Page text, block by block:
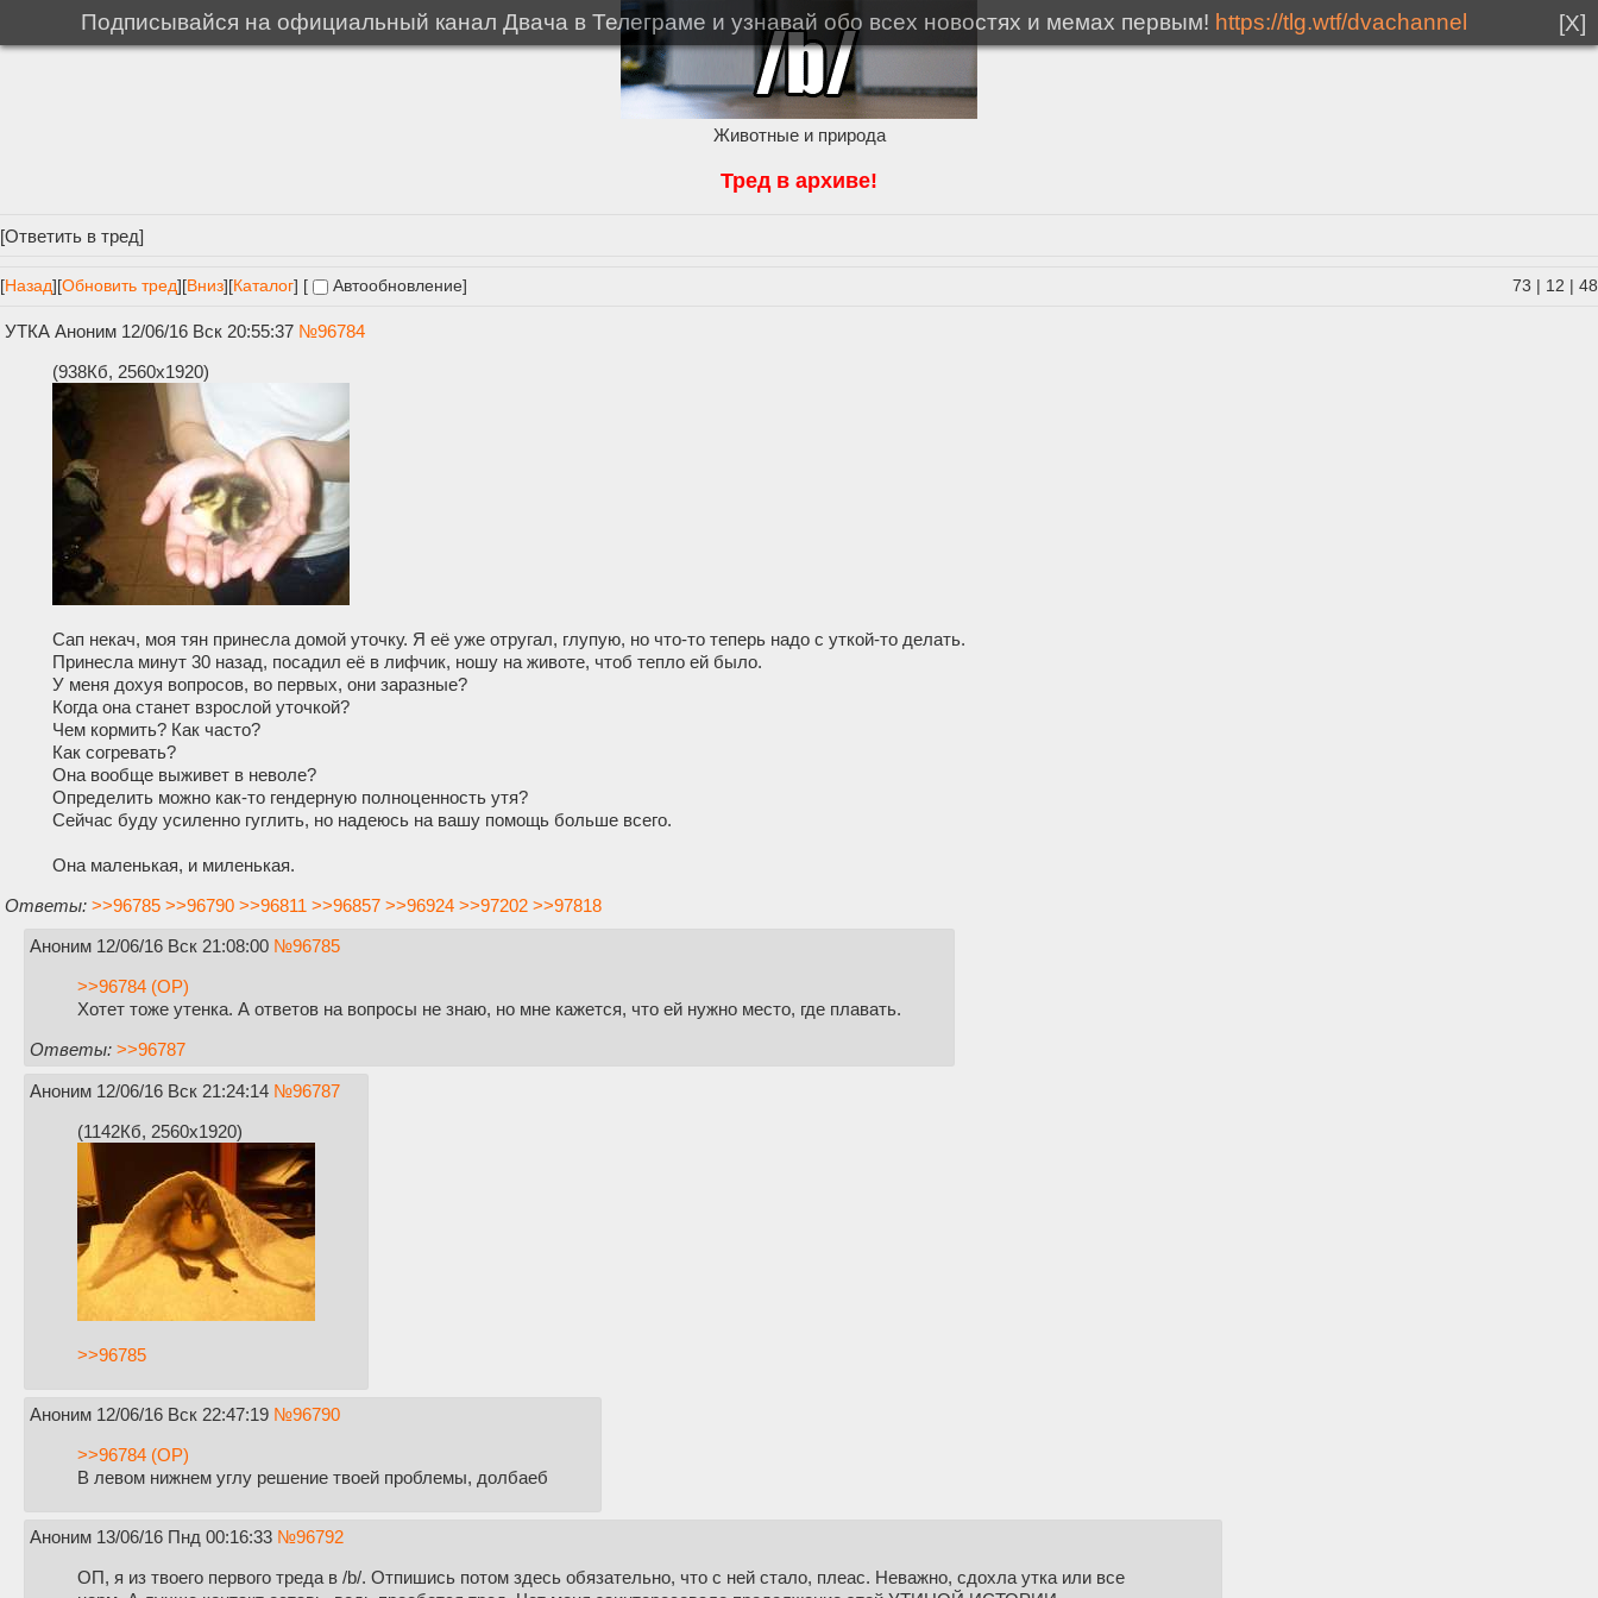
Животные и природа
Тред в архиве!
[Ответить в тред]
[Назад] [Обновить тред] [Вниз][Каталог] [ Автообновление] 73 12 48
УТКА Аноним 12/06/16 Вск 20:55:37 №96784
(938Кб, 2560x1920)
Сап некач, моя тян принесла домой уточку. Я её уже отругал, глупую, но что-то теперь надо с уткой-то делать.
Принесла минут 30 назад, посадил её в лифчик, ношу на животе, чтоб тепло ей было.
У меня дохуя вопросов, во первых, они заразные?
Когда она станет взрослой уточкой?
Чем кормить? Как часто?
Как согревать?
Она вообще выживет в неволе?
Определить можно как-то гендерную полноценность утя?
Сейчас буду усиленно гуглить, но надеюсь на вашу помощь больше всего.
Она маленькая, и миленькая.
Ответы: >>96785 >>96790 >>96811 >>96857 >>96924 >>97202 >>97818
Аноним 12/06/16 Вск 21:08:00 №96785
>>96784 (OP)
Хотет тоже утенка. А ответов на вопросы не знаю, но мне кажется, что ей нужно место, где плавать.
Ответы: >>96787
Аноним 12/06/16 Вск 21:24:14 №96787
(1142Кб, 2560x1920)
>>96785
Аноним 12/06/16 Вск 22:47:19 №96790
>>96784 (OP)
В левом нижнем углу решение твоей проблемы, долбаеб
Аноним 13/06/16 Пнд 00:16:33 №96792
ОП, я из твоего первого треда в /b/. Отпишись потом здесь обязательно, что с ней стало, плеас. Неважно, сдохла утка или все
Подписывайся на официальный канал Двача в Телеграме и узнавай обо всех новостях и мемах первым! https://tlg.wtf/dvachannel [X]